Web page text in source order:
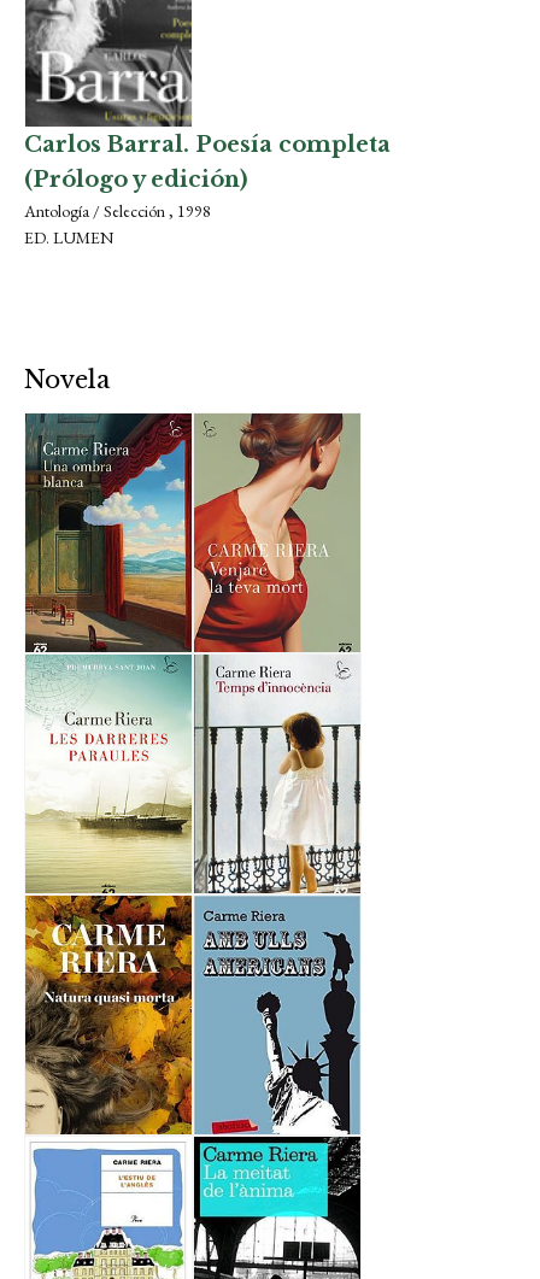
Carlos Barral. Poesía completa
(Prólogo y edición)
Antología / Selección , 1998
ED. LUMEN
Novela